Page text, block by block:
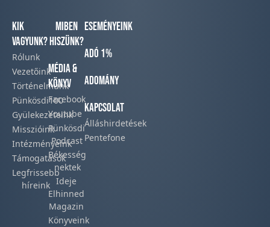
Kik
vagyunk?
Rólunk
Vezetőink
Történelmünk​
Pünkösdi100
Gyülekezeteink​
Misszióink​
Intézményeink
Támogatások
Legfrissebb
híreink​
Miben
hiszünk?
Média &
Könyv
Facebook​
Youtube
Pünkösdi
Podcast​
Békesség
nektek
Ideje
Elhinned
Magazin
Könyveink
Eseményeink
Adó 1%
Adomány
Kapcsolat
Álláshirdetések
Pentefone